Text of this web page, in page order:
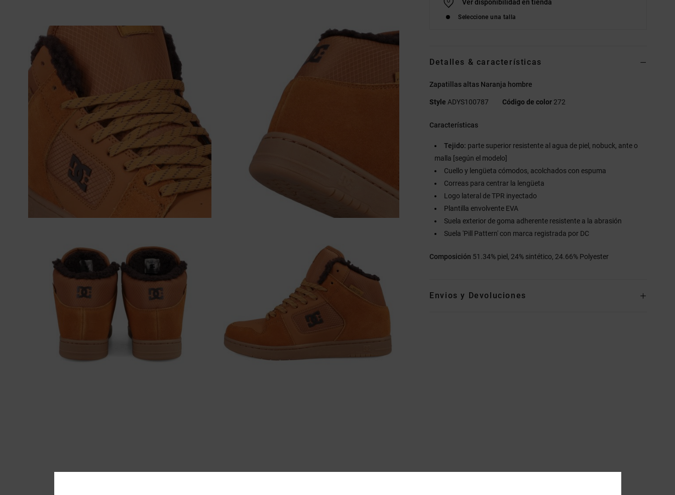
Ver disponibilidad en tienda
Seleccione una talla
Detalles & características
Zapatillas altas Naranja hombre
Style ADYS100787 Código de color 272
Características
Tejido: parte superior resistente al agua de piel, nobuck, ante o
malla [según el modelo]
Cuello y lengüeta cómodos, acolchados con espuma
Correas para centrar la lengüeta
Logo lateral de TPR inyectado
Plantilla envolvente EVA
Suela exterior de goma adherente resistente a la abrasión
Suela 'Pill Pattern' con marca registrada por DC
Composición 51.34% piel, 24% sintético, 24.66% Polyester
Envios y Devoluciones